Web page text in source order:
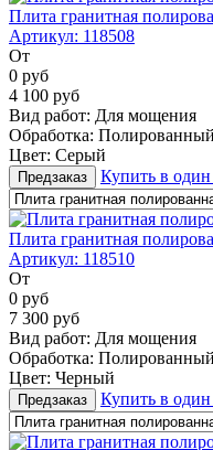
Плита гранитная
Артикул: 118508
От
0 руб
4 100 руб
Вид работ: Для мощения
Обработка: Полированный
Цвет: Серый
Предзаказ Купить в
Плита гранитная
Артикул: 118510
От
0 руб
7 300 руб
Вид работ: Для мощения
Обработка: Полированный
Цвет: Черный
Предзаказ Купить в